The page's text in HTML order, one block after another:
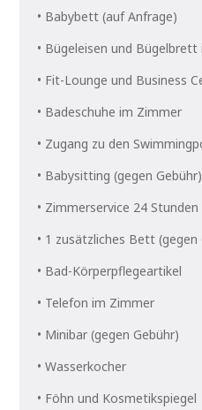
• Babybett (auf Anfrage)
• Bügeleisen und
• Fit-Lounge und Business
• Badeschuhe im Zimmer
• Zugang zu den
• Babysitting (gegen Gebühr)
• Zimmerservice 24
• 1 zusätzliches Bett (gegen
• Bad-Körperpflegeartikel
• Telefon im Zimmer
• Minibar (gegen Gebühr)
• Wasserkocher
• Föhn und Kosmetikspiegel